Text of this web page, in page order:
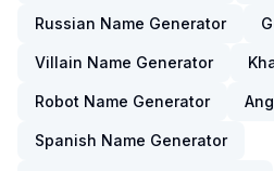
Russian Name Generator
Villain Name Generator
Robot Name Generator
Spanish Name Generator